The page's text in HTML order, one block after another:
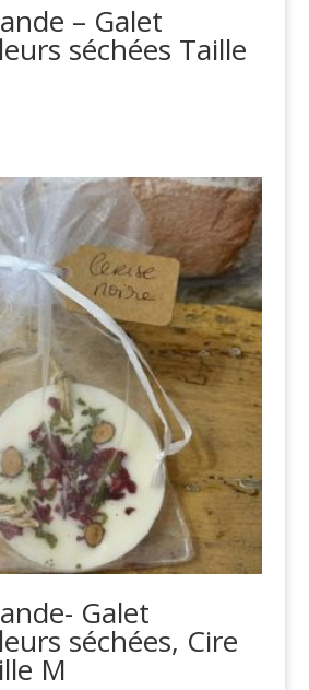
– Galet
séchées Taille
Galet
séchées, Cire
M